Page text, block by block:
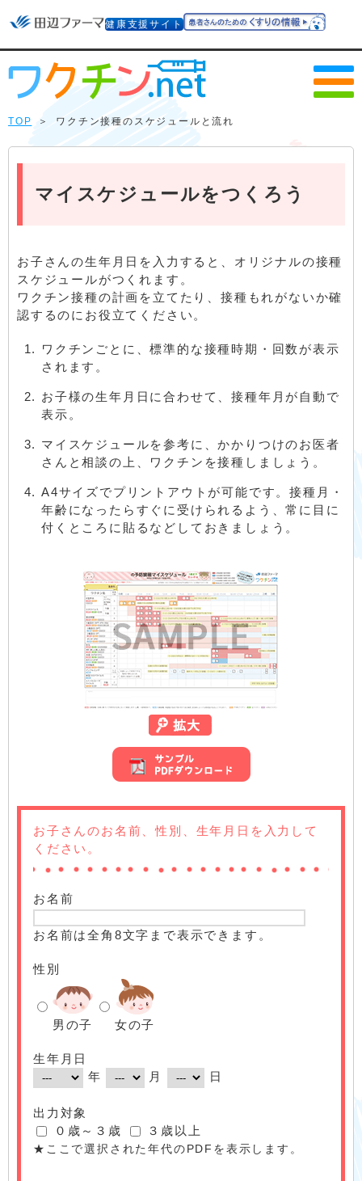
健康支援サイト
TOP ＞ ワクチン接種のスケジュールと流れ
マイスケジュールをつくろう
お子さんの生年月日を入力すると、オリジナルの接種
スケジュールがつくれます。
ワクチン接種の計画を立てたり、接種もれがないか確
認するのにお役立てください。
ワクチンごとに、標準的な接種時期・回数が表示
されます。
お子様の生年月日に合わせて、接種年月が自動で
表示。
マイスケジュールを参考に、かかりつけのお医者
さんと相談の上、ワクチンを接種しましょう。
A4サイズでプリントアウトが可能です。接種月・
年齢になったらすぐに受けられるよう、常に目に
付くところに貼るなどしておきましょう。
お子さんのお名前、性別、生年月日を入力して
ください。
お名前
お名前は全角8文字まで表示できます。
性別
男の子 女の子
生年月日
年
月 日
出力対象
０歳～３歳
３歳以上
★ここで選択された年代のPDFを表示します。